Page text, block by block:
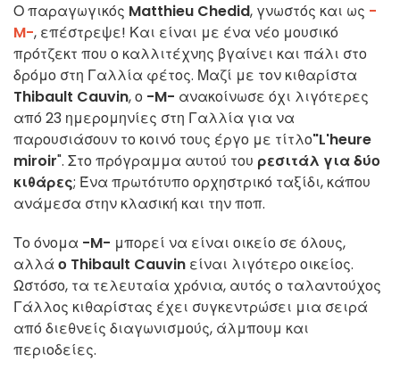
Ο παραγωγικός Matthieu Chedid, γνωστός και ως -
M-, επέστρεψε! Και είναι με ένα νέο μουσικό
πρότζεκτ που ο καλλιτέχνης βγαίνει και πάλι στο
δρόμο στη Γαλλία φέτος. Μαζί με τον κιθαρίστα
Thibault Cauvin, ο -M- ανακοίνωσε όχι λιγότερες
από 23 ημερομηνίες στη Γαλλία για να
παρουσιάσουν το κοινό τους έργο με τίτλο"L'heure
miroir". Στο πρόγραμμα αυτού του ρεσιτάλ για δύο
κιθάρες; Ένα πρωτότυπο ορχηστρικό ταξίδι, κάπου
ανάμεσα στην κλασική και την ποπ.
Το όνομα -M- μπορεί να είναι οικείο σε όλους,
αλλά ο Thibault Cauvin είναι λιγότερο οικείος.
Ωστόσο, τα τελευταία χρόνια, αυτός ο ταλαντούχος
Γάλλος κιθαρίστας έχει συγκεντρώσει μια σειρά
από διεθνείς διαγωνισμούς, άλμπουμ και
περιοδείες.